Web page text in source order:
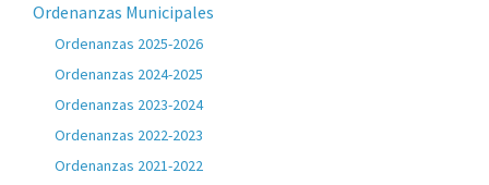
Ordenanzas Municipales
Ordenanzas 2025-2026
Ordenanzas 2024-2025
Ordenanzas 2023-2024
Ordenanzas 2022-2023
Ordenanzas 2021-2022